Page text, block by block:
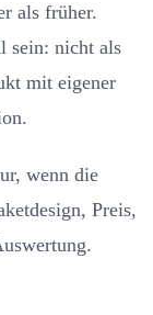
als früher.
sein: nicht als
mit eigener
wenn die
Preis,